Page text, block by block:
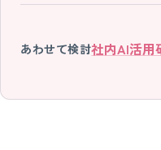
あわせて検討社内AI活用